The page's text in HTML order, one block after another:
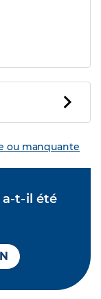
ou manquante
a-t-il été